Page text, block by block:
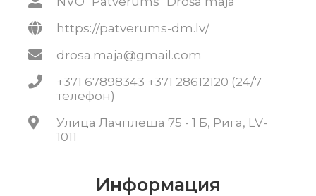
https://patverums-dm.lv/
drosa.maja@gmail.com
+371 67898343 +371 28612120 (24/7
телефон)
Улица Лачплеша 75 - 1 Б, Рига, LV-
1011
Информация